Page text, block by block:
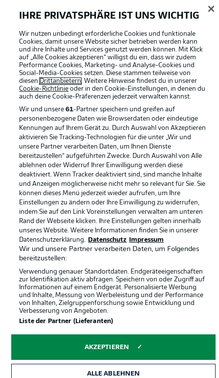
Rechtliche Hinweise Voreinstellungen verwalten
Datenschutz Nutzungsbedingungen
Kontakt Jobs
Impressum Partner
Spieler Liveticker
AGB
© 2026 Bundesliga-Gruppe GmbH
Deutsch
Anzeige Modus
IHRE PRIVATSPHÄRE IST UNS WICHTIG
Wir nutzen unbedingt erforderliche Cookies und funktionale
Cookies, damit unsere Website sicher betrieben werden kann
und ihre Inhalte und Services genutzt werden können. Mit Klick
auf „Alle Cookies akzeptieren“ willigst du ein, dass wir zudem
Performance Cookies, Marketing- und Analyse-Cookies und
Social-Media-Cookies setzen. Diese stammen teilweise von
diesen Drittanbietern. Weitere Hinweise findest du in unserer
Cookie-Richtlinie oder in den Cookie-Einstellungen, in denen du
auch deine Cookie-Präferenzen jederzeit verwalten kannst.
Wir und unsere61-Partner speichern und greifen auf
personenbezogene Daten wie Browserdaten oder eindeutige
Kennungen auf Ihrem Gerät zu. Durch Auswahl von Akzeptieren
aktivieren Sie Tracking-Technologien für die unter „Wir und
unsere Partner verarbeiten Daten, um Ihnen Dienste
bereitzustellen“ aufgeführten Zwecke. Durch Auswahl von Alle
ablehnen oder Widerruf Ihrer Einwilligung werden diese
deaktiviert. Wenn Tracker deaktiviert sind, sind manche Inhalte
und Anzeigen möglicherweise nicht mehr so relevant für Sie. Sie
können dieses Menü jederzeit wieder aufrufen, um Ihre
Einstellungen zu ändern oder Ihre Einwilligung zu widerrufen,
indem Sie auf den Link Voreinstellungen verwalten am unteren
Rand der Webseite klicken. Ihre Einstellungen gelten innerhalb
unseres Website. Weitere Informationen finden Sie in unserer
Datenschutzerklärung.
Datenschutz Impressum
Wir und unsere Partner verarbeiten Daten, um Folgendes
bereitzustellen:
Verwendung genauer Standortdaten. Endgeräteeigenschaften
zur Identifikation aktiv abfragen. Speichern von oder Zugriff auf
Informationen auf einem Endgerät. Personalisierte Werbung
und Inhalte, Messung von Werbeleistung und der Performance
von Inhalten, Zielgruppenforschung sowie Entwicklung und
Verbesserung von Angeboten.
Liste der Partner (Lieferanten)
AKZEPTIEREN
ALLE ABLEHNEN